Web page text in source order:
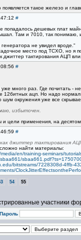
такое железо и
#
попадалось дешевых плат
Там и 7010, так понимаю,
не увидел вроде."
место под TCXO, но я
джиттер тактирования АЦП
#
много раз. Где почитать -
12битных ацп. Но надо
шум окружения уже все
избыточен.
и цели применения, на
#
джиттер тактирования
найти материалы:
en/training-seminars/
bitstreams/7228308d-4ffb-
54 55
участники
Пароль